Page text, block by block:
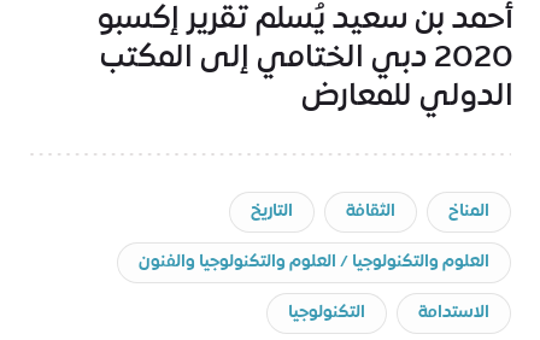
أحمد بن سعيد يُسلم تقرير إكسبو
2020 دبي الختامي إلى المكتب
الدولي للمعارض
المناخ الثقافة التاريخ
العلوم والتكنولوجيا / العلوم والتكنولوجيا والفنون
الاستدامة التكنولوجيا